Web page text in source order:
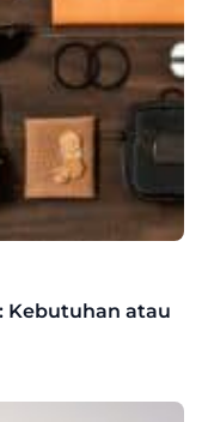
Kebutuhan atau